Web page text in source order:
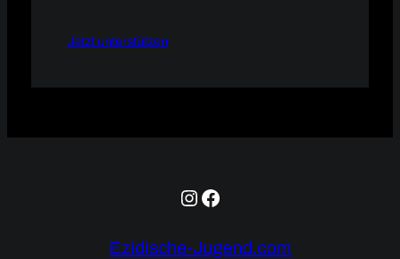
Jetzt unterstützen
Instagram
Facebook
Ezidische-Jugend.com